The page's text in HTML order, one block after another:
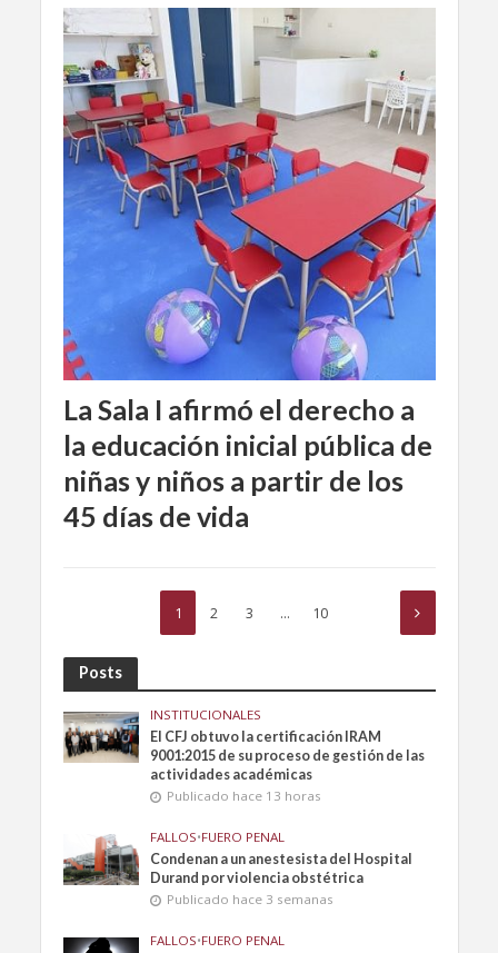
La Sala I afirmó el derecho a
la educación inicial pública de
niñas y niños a partir de los
45 días de vida
1 2 3 … 10
Posts
INSTITUCIONALES
El CFJ obtuvo la certificación IRAM
9001:2015 de su proceso de gestión de las
actividades académicas
Publicado hace 13 horas
FALLOS•FUERO PENAL
Condenan a un anestesista del Hospital
Durand por violencia obstétrica
Publicado hace 3 semanas
FALLOS•FUERO PENAL